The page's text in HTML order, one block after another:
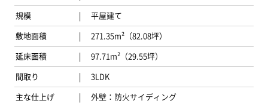
規模 平屋建て
敷地面積 271.35m²（82.08坪）
延床面積 97.71m²（29.55坪）
間取り 3LDK
主な仕上げ
外壁：防火サイディング